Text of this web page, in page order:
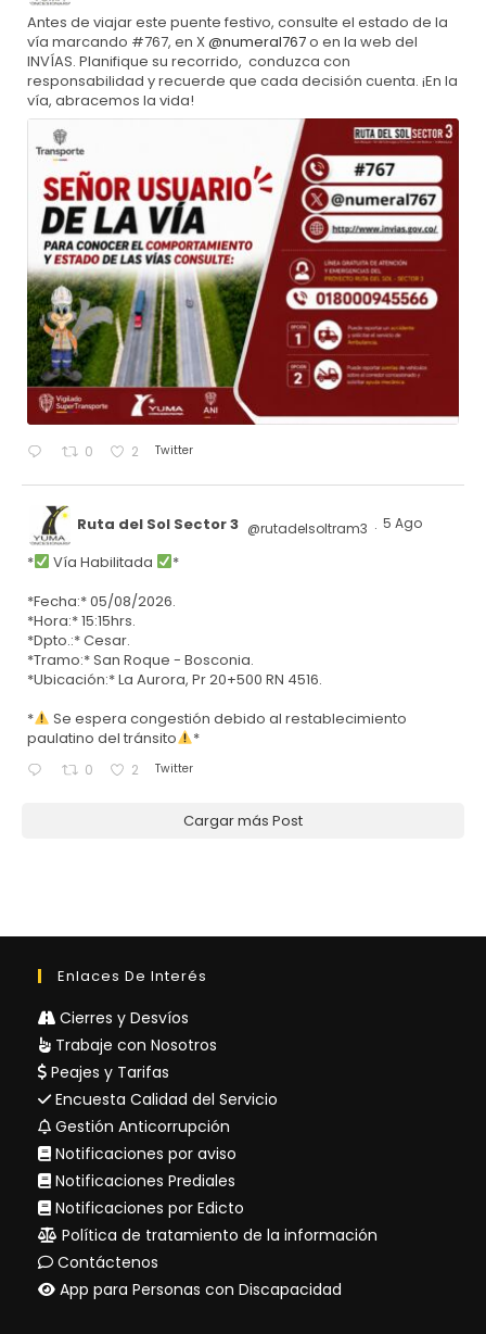
Antes de viajar este puente festivo, consulte el estado de la
vía marcando #767, en X@numeral767o en la web del
INVÍAS. Planifique su recorrido, conduzca con
responsabilidad y recuerde que cada decisión cuenta. ¡En la
vía, abracemos la vida!
0 2 Twitter
Ruta del Sol Sector 3 @rutadelsoltram3 · 5 Ago
* Vía Habilitada
*
*Fecha:* 05/08/2026.
*Hora:* 15:15hrs.
*Dpto.:* Cesar.
*Tramo:* San Roque - Bosconia.
*Ubicación:* La Aurora, Pr 20+500 RN 4516.
*
Se espera congestión debido al restablecimiento
paulatino del tránsito
*
0 2 Twitter
Cargar más Post
Enlaces De Interés
Cierres y Desvíos
Trabaje con Nosotros
Peajes y Tarifas
Encuesta Calidad del Servicio
Gestión Anticorrupción
Notificaciones por aviso
Notificaciones Prediales
Notificaciones por Edicto
Política de tratamiento de la información
Contáctenos
App para Personas con Discapacidad